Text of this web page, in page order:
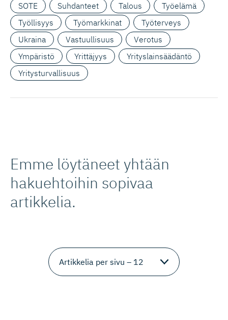
SOTE
Suhdanteet Talous
Työelämä
Työllisyys
Työmarkkinat
Työterveys
Ukraina
Vastuullisuus
Verotus
Ympäristö
Yrittäjyys
Yrityslainsäädäntö
Yritysturvallisuus
Emme löytäneet yhtään
hakuehtoihin sopivaa
artikkelia.